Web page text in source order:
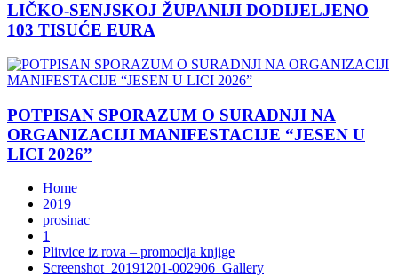
LIČKO-SENJSKOJ ŽUPANIJI DODIJELJENO
103 TISUĆE EURA
POTPISAN SPORAZUM O SURADNJI NA
ORGANIZACIJI MANIFESTACIJE “JESEN U
LICI 2026”
Home
2019
prosinac
1
Plitvice iz rova – promocija knjige
Screenshot_20191201-002906_Gallery